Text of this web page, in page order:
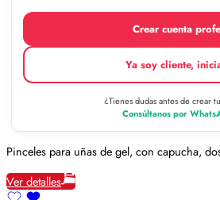
Crear cuenta
Ya soy cliente,
¿Tienes dudas antes de crear
Consúltanos por
Pinceles para uñas de gel, con capucha,
Ver detalles